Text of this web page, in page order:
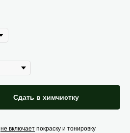
Сдать в химчистку
не включает покраску и тонировку